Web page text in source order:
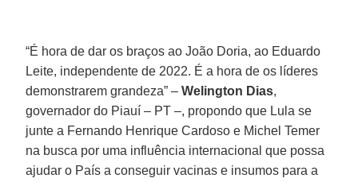
“É hora de dar os braços ao João Doria, ao Eduardo
Leite, independente de 2022. É a hora de os líderes
demonstrarem grandeza” –Welington Dias,
governador do Piauí – PT –, propondo que Lula se
junte a Fernando Henrique Cardoso e Michel Temer
na busca por uma influência internacional que possa
ajudar o País a conseguir vacinas e insumos para a